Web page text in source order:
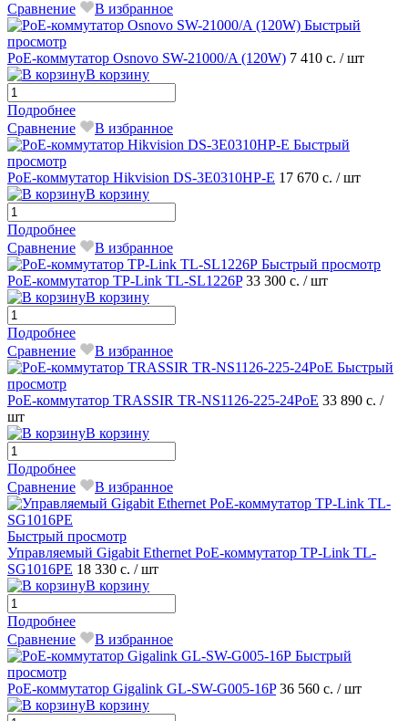
Сравнение
В избранное
Быстрый
просмотр
PoE-коммутатор Osnovo SW-21000/A (120W) 7 410 с. / шт
В корзину
Подробнее
Сравнение
В избранное
Быстрый
просмотр
РоЕ-коммутатор Hikvision DS-3E0310HP-E 17 670 с. / шт
В корзину
Подробнее
Сравнение
В избранное
Быстрый просмотр
PoE-коммутатор TP-Link TL-SL1226P 33 300 с. / шт
В корзину
Подробнее
Сравнение
В избранное
Быстрый
просмотр
РоЕ-коммутатор TRASSIR TR-NS1126-225-24PoE 33 890 с. /
шт
В корзину
Подробнее
Сравнение
В избранное
Быстрый просмотр
Управляемый Gigabit Ethernet PoE-коммутатор TP-Link TL-
SG1016PE 18 330 с. / шт
В корзину
Подробнее
Сравнение
В избранное
Быстрый
просмотр
РоЕ-коммутатор Gigalink GL-SW-G005-16P 36 560 с. / шт
В корзину